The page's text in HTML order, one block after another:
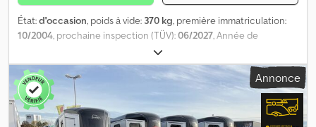
État:d'occasion, poids à vide: 370 kg, première immatriculation:
10/2004, prochaine inspection (TÜV):06/2027, Année de
, kilométrage:1 001 km
autre, cabine conducteur:autre, Localisation du véhicule :
Bovenden, L : 5055 l : 2080 H : 0840 Charge maximale par essieu
jusqu'à 1500 ZU 15.1 +15.2 : aussi nommé 195/50B10-98L A. JANTE
LM remorque XX BK01, 6J-X10, ET-4* Dsdpfswyvzdox Adiskr 1ère
main, contrôle technique valide jusqu'en juillet 2027
Annonce